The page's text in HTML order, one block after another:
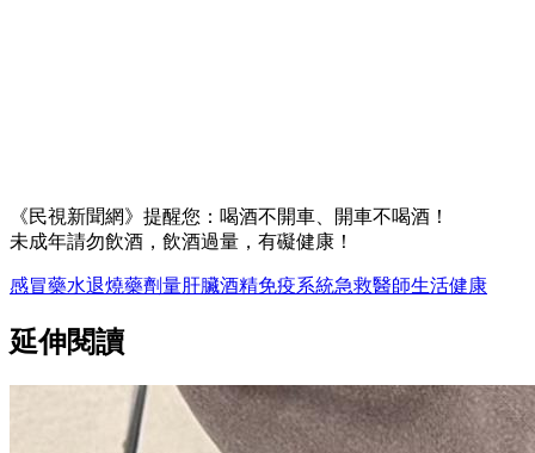
《民視新聞網》提醒您：喝酒不開車、開車不喝酒！
未成年請勿飲酒，飲酒過量，有礙健康！
感冒藥水退燒藥劑量肝臟酒精免疫系統急救醫師生活健康
延伸閱讀